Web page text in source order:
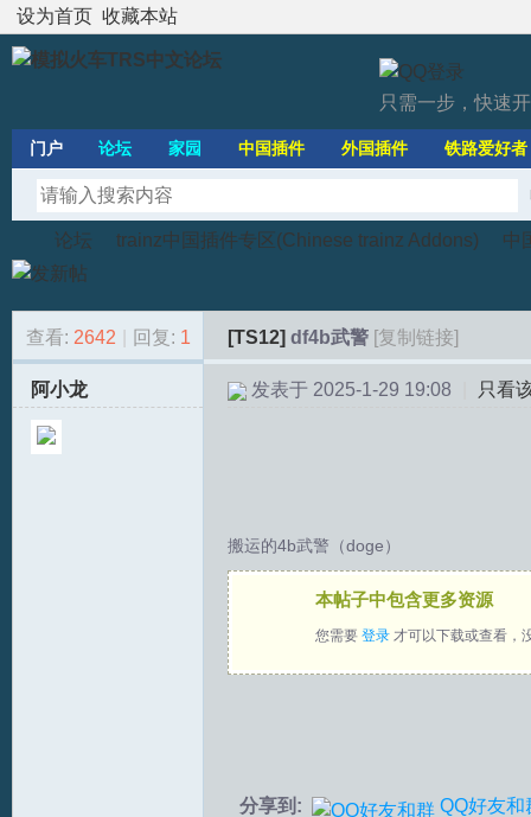
设为首页 收藏本站
只需一步，快速
门户 论坛 家园 中国插件 外国插件 铁路爱好者
模»
论坛
›
trainz中国插件专区(Chinese trainz Addons) 中
查看: 2642 回复: 1 [TS12] df4b武警 [复制链接]
阿小龙 发表于 2025-1-29 19:08 只看
搬运的4b武警（doge）
本帖子中包含更多资源
您需要 登录 才可以下载或查看，
分享到: QQ好友和